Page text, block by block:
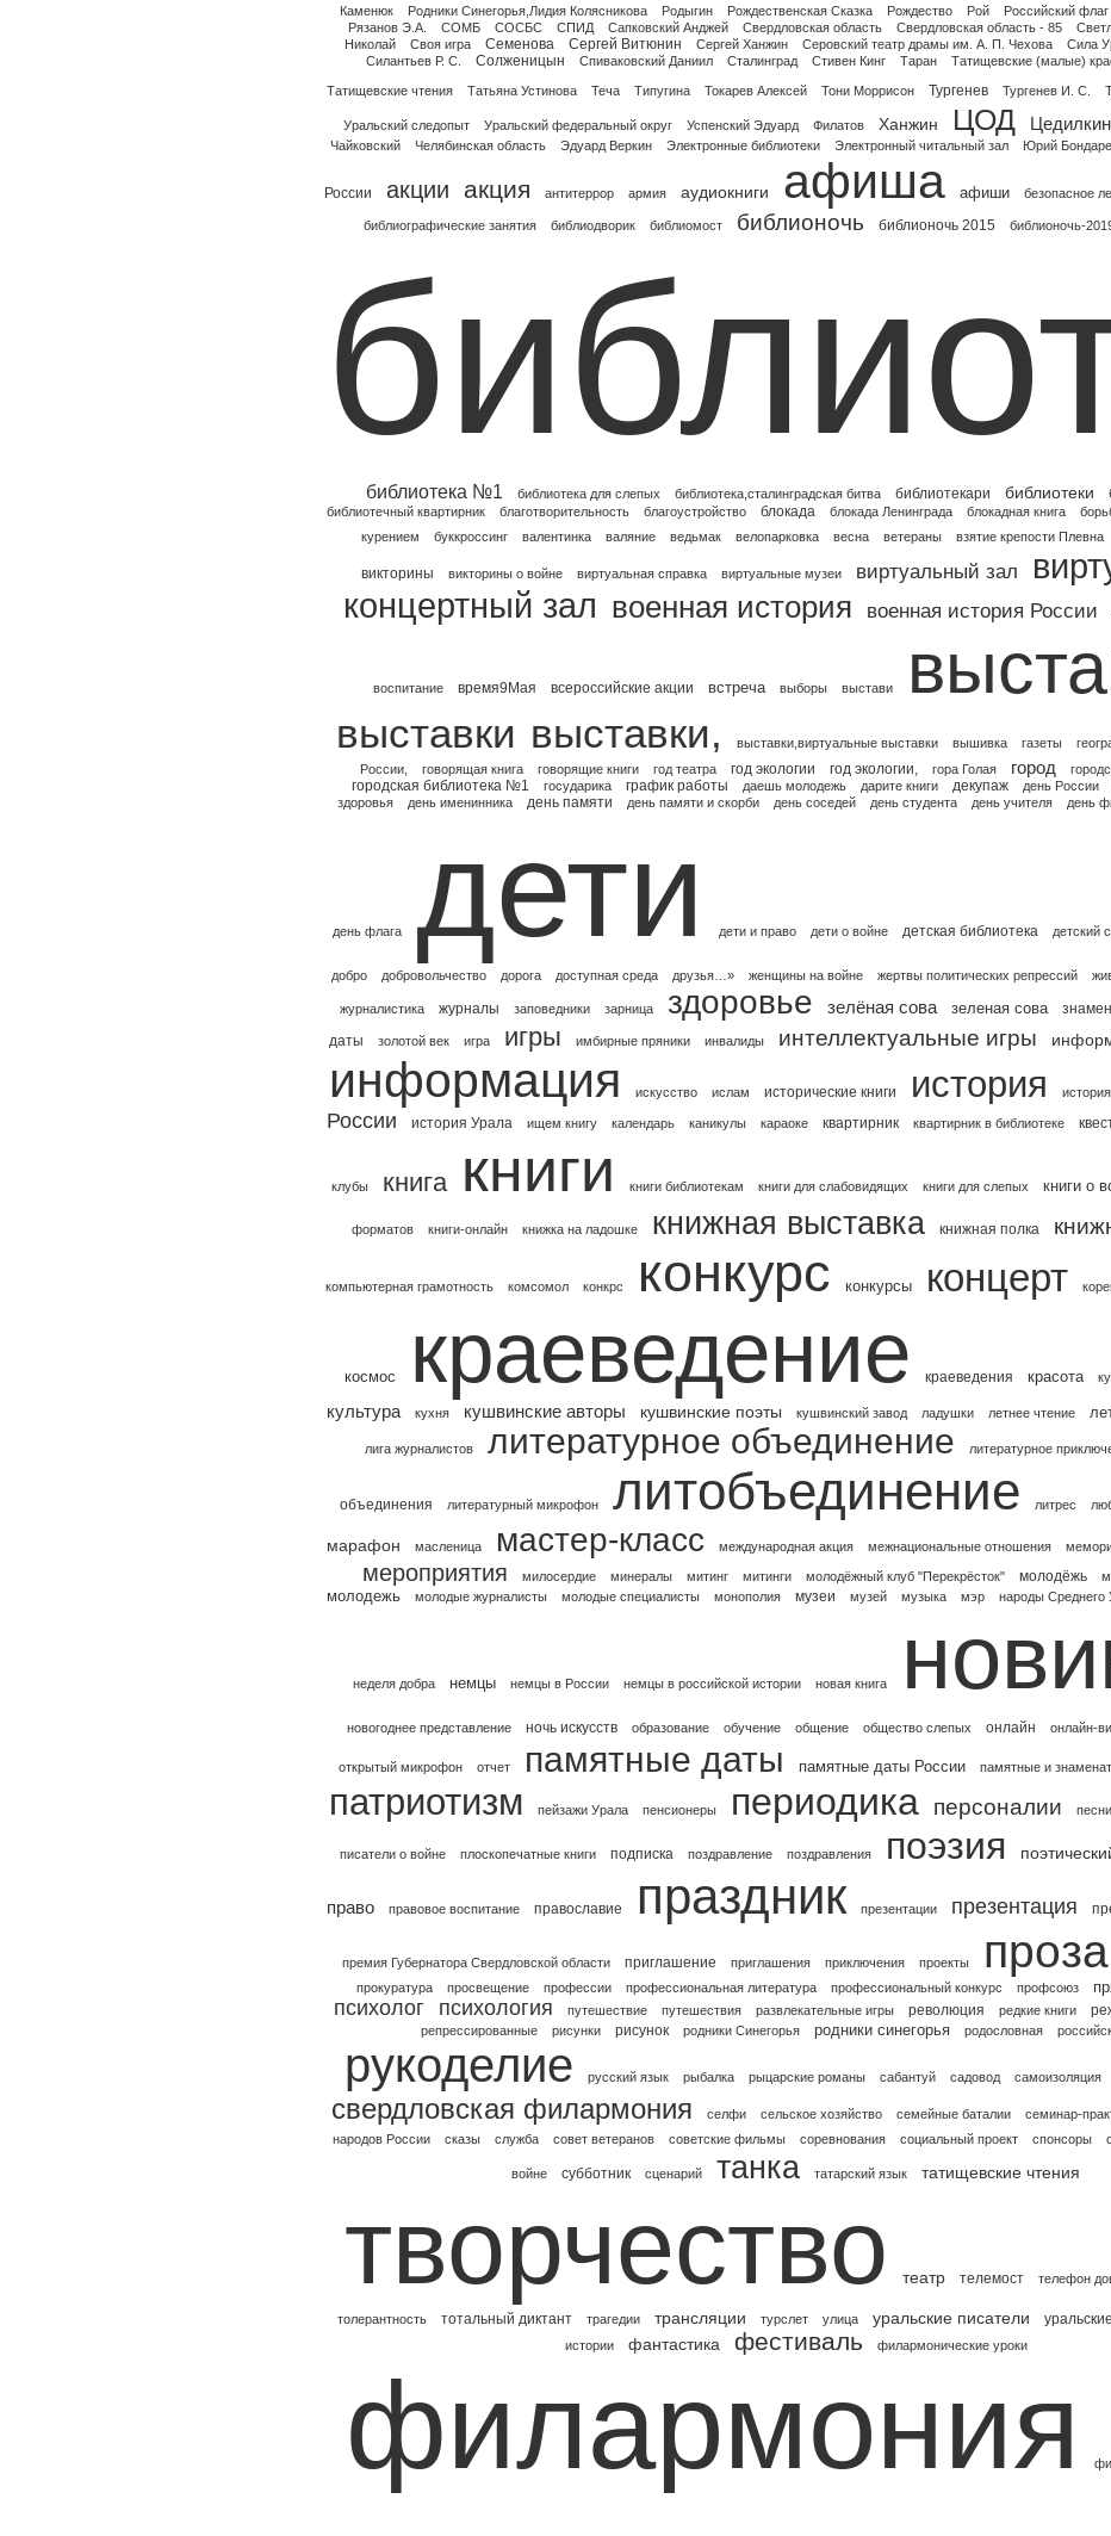
Каменюк
Родники Синегорья,Лидия Колясникова Родыгин Рождественская Сказка Рождество Рой Российский флаг
Рязанов Э.А. СОМБ СОСБС СПИД Сапковский Анджей Свердловская область Свердловская область - 85
Николай
Своя игра Семенова Сергей Витюнин Сергей Ханжин Серовский театр драмы им. А. П. Чехова Сила
Силантьев Р. С.
Солженицын Спиваковский Даниил Сталинград Стивен Кинг Таран Татищевские (малые)
Татищевские чтения Татьяна Устинова Теча Типугина Токарев Алексей Тони Моррисон Тургенев Тургенев И. С.
Уральский следопыт Уральский федеральный округ Успенский Эдуард Филатов Ханжин ЦОД
Чайковский
Челябинская область Эдуард Веркин Электронные библиотеки Электронный читальный зал Юрий
России акции акция антитеррор армия аудиокниги афиша афиши безопасное
библиографические занятия библиодворик библиомост библионочь библионочь 2015 библионочь-
библиотека №1 библиотека для слепых библиотека,сталинградская битва библиотекари библиотеки
библиотечный квартирник благотворительность благоустройство блокада блокада Ленинграда блокадная книга
курением
буккроссинг валентинка валяние ведьмак велопарковка весна ветераны взятие крепости Плевна
викторины викторины о войне виртуальная справка виртуальные музеи виртуальный зал
концертный зал военная история военная история России
воспитание время9Мая всероссийские акции встреча выборы выстави
выставки выставки, выставки,виртуальные выставки вышивка газеты
России,
говорящая книга говорящие книги год театра год экологии год экологии, гора Голая город
городская библиотека №1 государика график работы даешь молодежь дарите книги декупаж день России
здоровья
день именинника день памяти день памяти и скорби день соседей день студента день учителя день
день флага дети дети и право дети о войне детская библиотека детский
добро добровольчество дорога доступная среда друзья…» женщины на войне жертвы политических репрессий
журналистика журналы заповедники зарница здоровье зелёная сова зеленая сова
даты
золотой век игра игры имбирные пряники инвалиды интеллектуальные игры
информация искусство ислам исторические книги история
России
история Урала ищем книгу календарь каникулы караоке квартирник квартирник в библиотеке
клубы книга книги книги библиотекам книги для слабовидящих книги для слепых книги о
форматов книги-онлайн книжка на ладошке книжная выставка книжная полка
компьютерная грамотность комсомол конкрс конкурс конкурсы концерт
космос краеведение краеведения красота
культура кухня кушвинские авторы кушвинские поэты кушвинский завод ладушки летнее чтение
лига журналистов литературное объединение литературное
объединения литературный микрофон литобъединение литрес
марафон масленица мастер-класс международная акция межнациональные отношения
мероприятия милосердие минералы митинг митинги молодёжный клуб "Перекрёсток" молодёжь
молодежь молодые журналисты молодые специалисты монополия музеи музей музыка мэр народы Среднего
неделя добра немцы немцы в России немцы в российской истории новая книга
новогоднее представление ночь искусств образование обучение общение общество слепых онлайн онлайн-
открытый микрофон отчет памятные даты памятные даты России памятные и
патриотизм пейзажи Урала пенсионеры периодика персоналии
писатели о войне плоскопечатные книги подписка поздравление поздравления поэзия
право правовое воспитание православие праздник презентации презентация
премия Губернатора Свердловской области приглашение приглашения приключения проекты проза
прокуратура просвещение профессии профессиональная литература профессиональный конкурс профсоюз
психолог психология путешествие путешествия развлекательные игры революция редкие книги
репрессированные рисунки рисунок родники Синегорья родники синегорья родословная
рукоделие русский язык рыбалка рыцарские романы сабантуй садовод самоизоляция
свердловская филармония селфи сельское хозяйство семейные баталии семинар-
народов России
сказы служба совет ветеранов советские фильмы соревнования социальный проект спонсоры
войне субботник сценарий танка татарский язык татищевские чтения
творчество театр телемост телефон
толерантность тотальный диктант трагедии трансляции турслет улица уральские писатели
истории
фантастика фестиваль филармонические уроки
филармония